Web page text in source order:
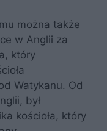
można także
w Anglii za
który
Watykanu. Od
był
kościoła, który